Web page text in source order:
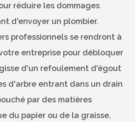
réduire les dommages
d'envoyer un plombier.
professionnels se rendront à
entreprise pour débloquer
d'un refoulement d'égout
d'arbre entrant dans un drain
par des matières
du papier ou de la graisse,